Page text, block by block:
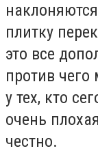
плитку
это все
против
у тех, кто
очень
честно.